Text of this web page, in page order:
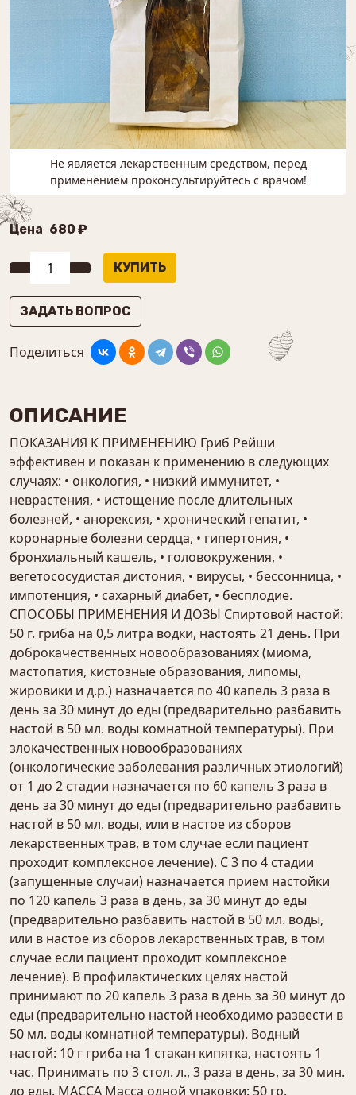
Не является лекарственным средством, перед
применением проконсультируйтесь с врачом!
Цена 680 ₽
ЗАДАТЬ ВОПРОС
Поделиться
ОПИСАНИЕ
ПОКАЗАНИЯ К ПРИМЕНЕНИЮ Гриб Рейши
эффективен и показан к применению в следующих
случаях: • онкология, • низкий иммунитет, •
неврастения, • истощение после длительных
болезней, • анорексия, • хронический гепатит, •
коронарные болезни сердца, • гипертония, •
бронхиальный кашель, • головокружения, •
вегетососудистая дистония, • вирусы, • бессонница, •
импотенция, • сахарный диабет, • бесплодие.
СПОСОБЫ ПРИМЕНЕНИЯ И ДОЗЫ Спиртовой настой:
50 г. гриба на 0,5 литра водки, настоять 21 день. При
доброкачественных новообразованиях (миома,
мастопатия, кистозные образования, липомы,
жировики и д.р.) назначается по 40 капель 3 раза в
день за 30 минут до еды (предварительно разбавить
настой в 50 мл. воды комнатной температуры). При
злокачественных новообразованиях
(онкологические заболевания различных этиологий)
от 1 до 2 стадии назначается по 60 капель 3 раза в
день за 30 минут до еды (предварительно разбавить
настой в 50 мл. воды, или в настое из сборов
лекарственных трав, в том случае если пациент
проходит комплексное лечение). С 3 по 4 стадии
(запущенные случаи) назначается прием настойки
по 120 капель 3 раза в день, за 30 минут до еды
(предварительно разбавить настой в 50 мл. воды,
или в настое из сборов лекарственных трав, в том
случае если пациент проходит комплексное
лечение). В профилактических целях настой
принимают по 20 капель 3 раза в день за 30 минут до
еды (предварительно настой необходимо развести в
50 мл. воды комнатной температуры). Водный
настой: 10 г гриба на 1 стакан кипятка, настоять 1
час. Принимать по 3 стол. л., 3 раза в день, за 30 мин.
до еды. МАССА Масса одной упаковки: 50 гр.